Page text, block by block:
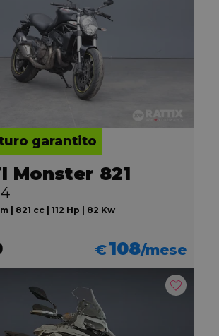
garantito
Monster 821
| 821 cc | 112 Hp | 82 Kw
€108/mese